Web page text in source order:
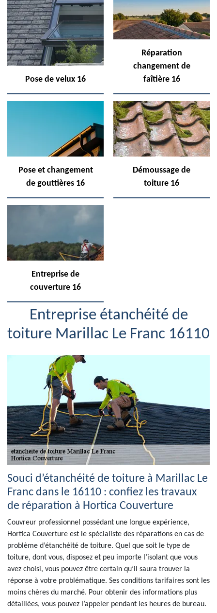
Pose de velux 16
Réparation
changement de
faîtière 16
Pose et changement
de gouttières 16
Démoussage de
toiture 16
Entreprise de
couverture 16
Entreprise étanchéité de
toiture Marillac Le Franc 16110
Souci d’étanchéité de toiture à Marillac Le
Franc dans le 16110 : confiez les travaux
de réparation à Hortica Couverture
Couvreur professionnel possédant une longue expérience,
Hortica Couverture est le spécialiste des réparations en cas de
problème d’étanchéité de toiture. Quel que soit le type de
toiture, dont vous, disposez et peu importe l’isolant que vous
avez choisi, vous pouvez être certain qu’il saura trouver la
réponse à votre problématique. Ses conditions tarifaires sont les
moins chères du marché. Pour obtenir des informations plus
détaillées, vous pouvez l’appeler pendant les heures de bureau.